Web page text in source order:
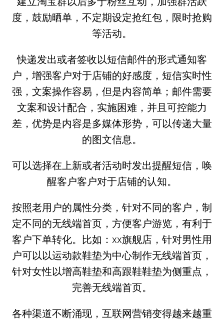
度，鼓励晒单，不定期设定抢红包，限时抢购
等活动。
快递发出或者签收以短信邮件的形式通知客
户，增强客户对于店铺的好感度，短信实时性
强，文案操作容易，但是内容简单；邮件需要
文案和设计配合，实施困难，并且可控能力
差，优势是内容是多媒体形势，可以传递大量
的图文信息。
可以选择在上新或者活动时发出提醒短信，唤
醒客户客户对于店铺的认知。
按照老用户的属性分类，针对不同的客户，制
定不同的无线端首页，方便客户游览，有利于
客户下单转化。比如：xx旗舰店，针对男性用
户可以以运动款鞋垫为中心制作无线端首页，
针对女性以增高鞋垫和高跟鞋鞋垫为侧重点，
完善无线端首页。
各种渠道不断涌现，互联网营销变得越来越重